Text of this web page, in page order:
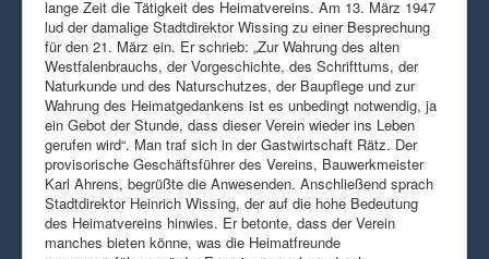
lange Zeit die Tätigkeit des Heimatvereins. Am 13. März 1947
lud der damalige Stadtdirektor Wissing zu einer Besprechung
für den 21. März ein. Er schrieb: „Zur Wahrung des alten
Westfalenbrauchs, der Vorgeschichte, des Schrifttums, der
Naturkunde und des Naturschutzes, der Baupflege und zur
Wahrung des Heimatgedankens ist es unbedingt notwendig, ja
ein Gebot der Stunde, dass dieser Verein wieder ins Leben
gerufen wird“. Man traf sich in der Gastwirtschaft Rätz. Der
provisorische Geschäftsführer des Vereins, Bauwerkmeister
Karl Ahrens, begrüßte die Anwesenden. Anschließend sprach
Stadtdirektor Heinrich Wissing, der auf die hohe Bedeutung
des Heimatvereins hinwies. Er betonte, dass der Verein
manches bieten könne, was die Heimatfreunde